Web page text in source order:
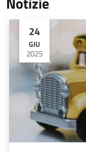
24
GIU
2025